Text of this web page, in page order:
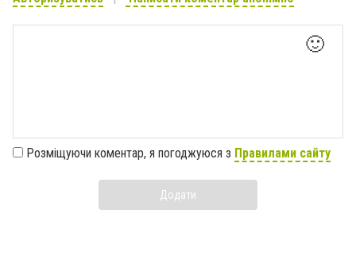
🙂
Розміщуючи коментар, я погоджуюся з Правилами сайту
Додати